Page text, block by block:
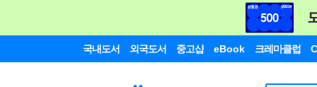
국내도서 외국도서 중고샵 eBook 크레마클럽